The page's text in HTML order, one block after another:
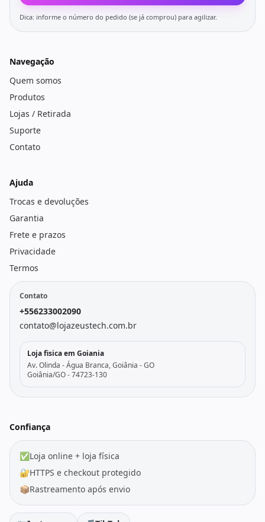
Dica: informe o número do pedido (se já comprou) para agilizar.
Navegação
Quem somos
Produtos
Lojas / Retirada
Suporte
Contato
Ajuda
Trocas e devoluções
Garantia
Frete e prazos
Privacidade
Termos
Contato
+556233002090
contato@lojazeustech.com.br
Loja fisica em Goiania
Av. Olinda - Água Branca, Goiânia - GO
Goiânia/GO - 74723-130
Confiança
✅Loja online + loja física
🔐HTTPS e checkout protegido
📦Rastreamento após envio